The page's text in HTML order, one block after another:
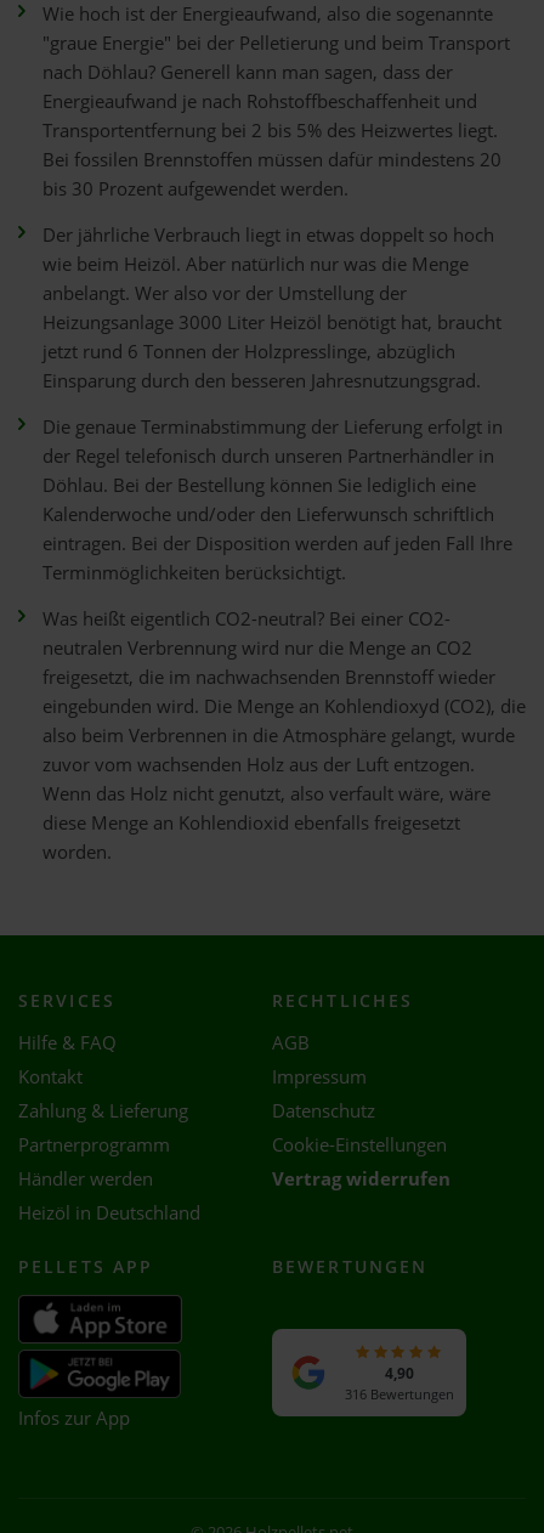
Wie hoch ist der Energieaufwand, also die sogenannte
"graue Energie" bei der Pelletierung und beim Transport
nach Döhlau? Generell kann man sagen, dass der
Energieaufwand je nach Rohstoffbeschaffenheit und
Transportentfernung bei 2 bis 5% des Heizwertes liegt.
Bei fossilen Brennstoffen müssen dafür mindestens 20
bis 30 Prozent aufgewendet werden.
Der jährliche Verbrauch liegt in etwas doppelt so hoch
wie beim Heizöl. Aber natürlich nur was die Menge
anbelangt. Wer also vor der Umstellung der
Heizungsanlage 3000 Liter Heizöl benötigt hat, braucht
jetzt rund 6 Tonnen der Holzpresslinge, abzüglich
Einsparung durch den besseren Jahresnutzungsgrad.
Die genaue Terminabstimmung der Lieferung erfolgt in
der Regel telefonisch durch unseren Partnerhändler in
Döhlau. Bei der Bestellung können Sie lediglich eine
Kalenderwoche und/oder den Lieferwunsch schriftlich
eintragen. Bei der Disposition werden auf jeden Fall Ihre
Terminmöglichkeiten berücksichtigt.
Was heißt eigentlich CO2-neutral? Bei einer CO2-
neutralen Verbrennung wird nur die Menge an CO2
freigesetzt, die im nachwachsenden Brennstoff wieder
eingebunden wird. Die Menge an Kohlendioxyd (CO2), die
also beim Verbrennen in die Atmosphäre gelangt, wurde
zuvor vom wachsenden Holz aus der Luft entzogen.
Wenn das Holz nicht genutzt, also verfault wäre, wäre
diese Menge an Kohlendioxid ebenfalls freigesetzt
worden.
SERVICES
Hilfe & FAQ
Kontakt
Zahlung & Lieferung
Partnerprogramm
Händler werden
Heizöl in Deutschland
RECHTLICHES
AGB
Impressum
Datenschutz
Cookie-Einstellungen
Vertrag widerrufen
PELLETS APP
Infos zur App
BEWERTUNGEN
4,90
316 Bewertungen